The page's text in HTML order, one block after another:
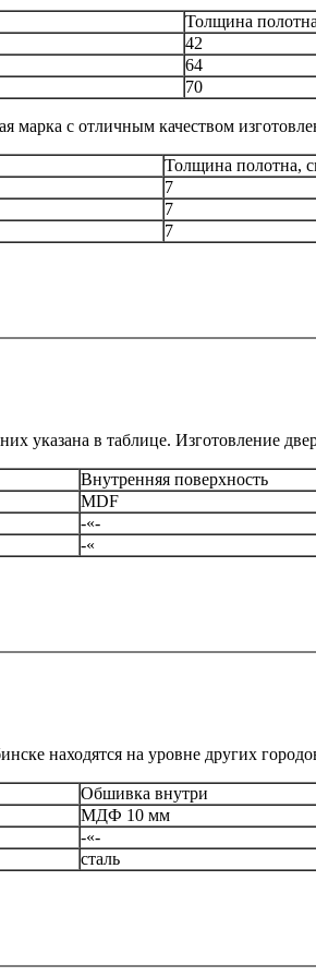
Толщина
42
64
70
марка с отличным качеством
Толщина полотна,
7
7
7
указана в таблице. Изготовление
Внутренняя поверхность
MDF
-«-
-«
находятся на уровне других
Обшивка внутри
МДФ 10 мм
-«-
сталь